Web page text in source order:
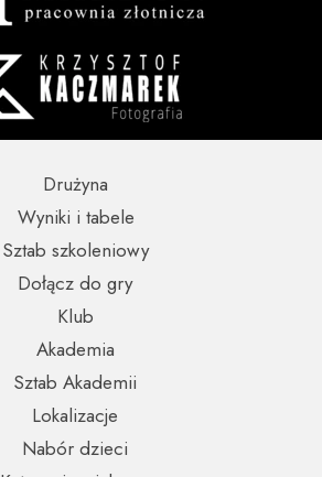
Nabór dzieci
Wyniki i tabele
Lokalizacje
Sztab szkoleniowy
Sztab Akademii
Dołącz do gry
Drużyna
Akademia
Klub